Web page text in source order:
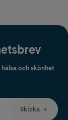
och skönhet
Skicka